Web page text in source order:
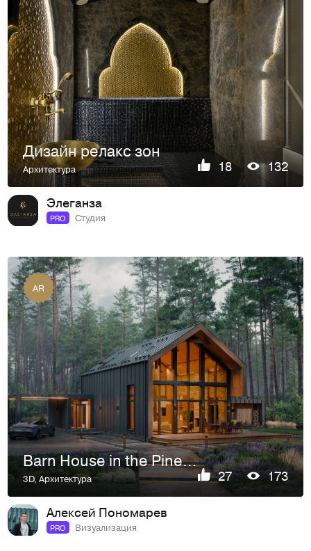
Дизайн релакс зон
Архитектура 18 132
Элеганза
PRO Студия
AR
Barn House in the Pine Forest
3D,Архитектура 27 173
Алексей Пономарев
PRO Визуализация